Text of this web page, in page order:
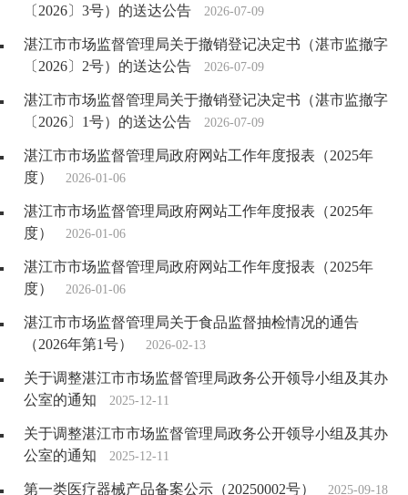
〔2026〕3号）的送达公告
2026-07-09
湛江市市场监督管理局关于撤销登记决定书（湛市监撤字
〔2026〕2号）的送达公告
2026-07-09
湛江市市场监督管理局关于撤销登记决定书（湛市监撤字
〔2026〕1号）的送达公告
2026-07-09
湛江市市场监督管理局政府网站工作年度报表（2025年
度）
2026-01-06
湛江市市场监督管理局政府网站工作年度报表（2025年
度）
2026-01-06
湛江市市场监督管理局政府网站工作年度报表（2025年
度）
2026-01-06
湛江市市场监督管理局关于食品监督抽检情况的通告
（2026年第1号）
2026-02-13
关于调整湛江市市场监督管理局政务公开领导小组及其办
公室的通知
2025-12-11
关于调整湛江市市场监督管理局政务公开领导小组及其办
公室的通知
2025-12-11
第一类医疗器械产品备案公示（20250002号） 2025-09-18